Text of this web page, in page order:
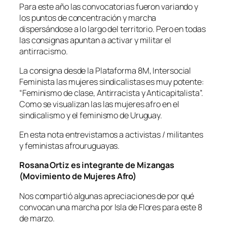
Para este año las convocatorias fueron variando y
los puntos de concentración y marcha
dispersándose a lo largo del territorio. Pero en todas
las consignas apuntan a activar y militar el
antirracismo.
La consigna desde la Plataforma 8M, Intersocial
Feminista las mujeres sindicalistas es muy potente:
“Feminismo de clase, Antirracista y Anticapitalista”.
Como se visualizan las las mujeres afro en el
sindicalismo y el feminismo de Uruguay.
En esta nota entrevistamos a activistas / militantes
y feministas afrouruguayas.
Rosana Ortiz es integrante de Mizangas
(Movimiento de Mujeres Afro)
Nos compartió algunas apreciaciones de por qué
convocan una marcha por Isla de Flores para este 8
de marzo.